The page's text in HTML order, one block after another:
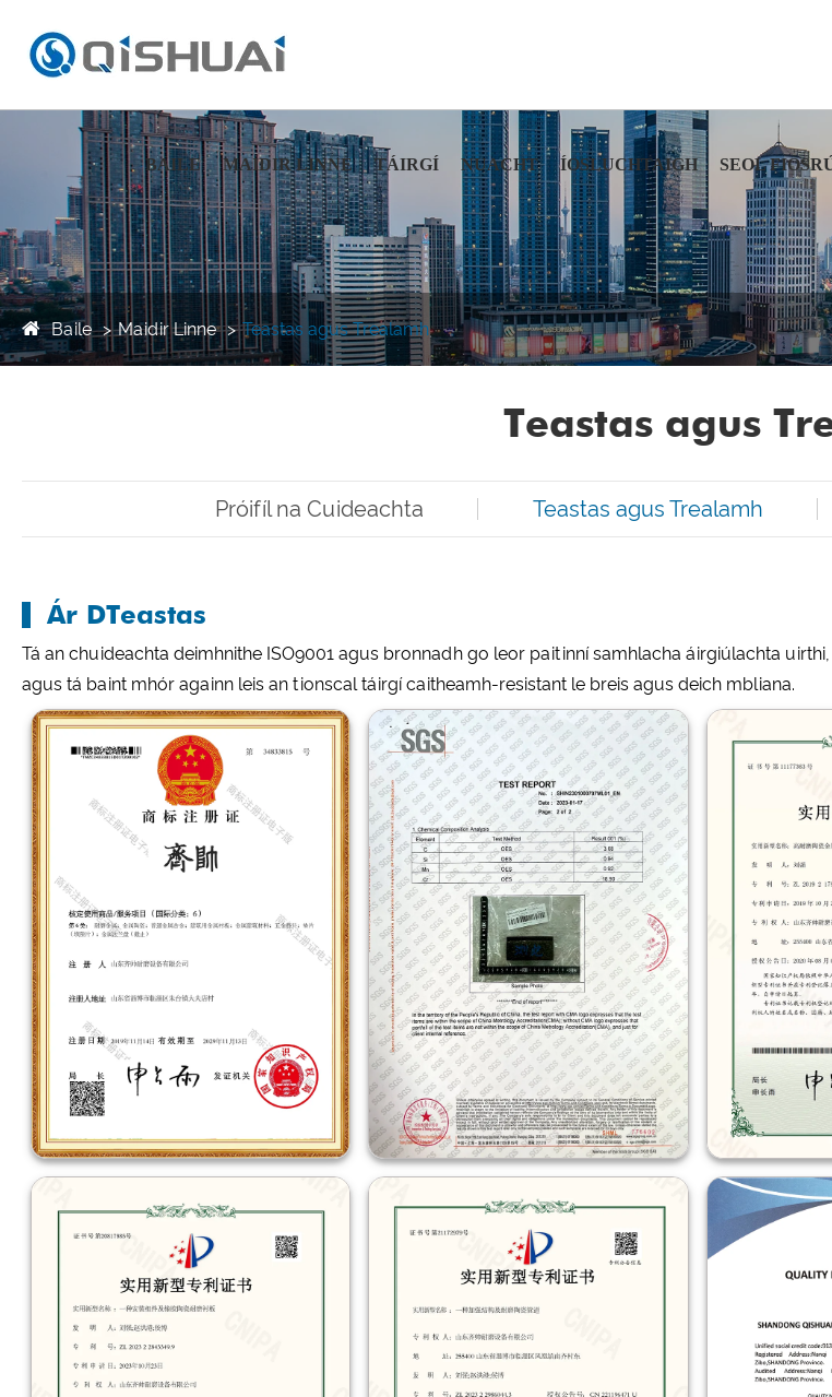
BAILE MAIDIR LINNE TÁIRGÍ NUACHT ÍOSLUCHTAIGH SEOL
Baile Maidir Linne Teastas agus Trealamh
Teastas agus
Próifíl na Cuideachta Teastas agus Trealamh
Ár DTeastas
Tá an chuideachta deimhnithe ISO9001 agus bronnadh go leor paitinní samhlacha áirgiúlachta
agus tá baint mhór againn leis an tionscal táirgí caitheamh-resistant le breis agus deich mbliana.